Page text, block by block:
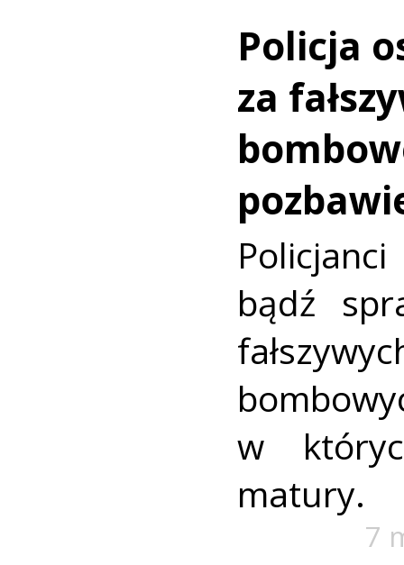
Policja
za
bądź
w
matury.
7